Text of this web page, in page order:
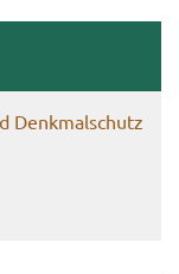
Denk­mal­schutz